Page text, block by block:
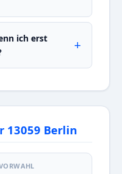
ich erst
13059 Berlin